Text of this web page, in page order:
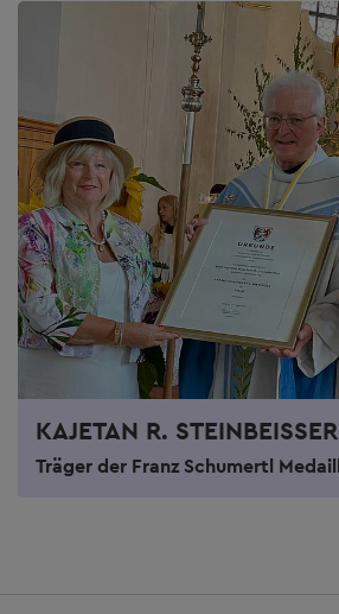
KAJETAN R. STEINBEISSER
Träger der Franz Schumertl